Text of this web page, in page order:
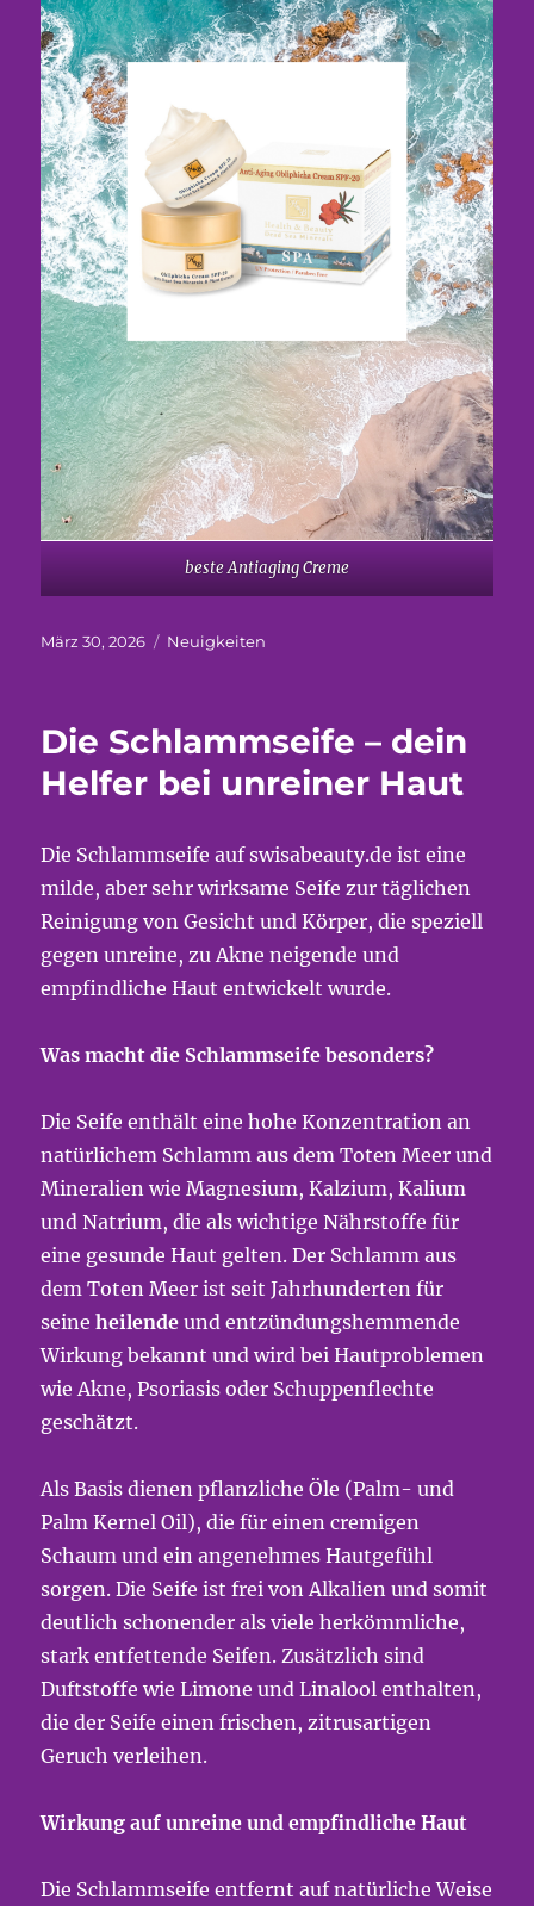
beste Antiaging Creme
Veröffentlicht
März 30, 2026 Kategorien
Neuigkeiten
Die Schlammseife – dein
Helfer bei unreiner Haut
Die Schlammseife auf swisabeauty.de ist eine
milde, aber sehr wirksame Seife zur täglichen
Reinigung von Gesicht und Körper, die speziell
gegen unreine, zu Akne neigende und
empfindliche Haut entwickelt wurde.
Was macht die Schlammseife besonders?
Die Seife enthält eine hohe Konzentration an
natürlichem Schlamm aus dem Toten Meer und
Mineralien wie Magnesium, Kalzium, Kalium
und Natrium, die als wichtige Nährstoffe für
eine gesunde Haut gelten. Der Schlamm aus
dem Toten Meer ist seit Jahrhunderten für
seineheilende und entzündungshemmende
Wirkung bekannt und wird bei Hautproblemen
wie Akne, Psoriasis oder Schuppenflechte
geschätzt.
Als Basis dienen pflanzliche Öle (Palm- und
Palm Kernel Oil), die für einen cremigen
Schaum und ein angenehmes Hautgefühl
sorgen. Die Seife ist frei von Alkalien und somit
deutlich schonender als viele herkömmliche,
stark entfettende Seifen. Zusätzlich sind
Duftstoffe wie Limone und Linalool enthalten,
die der Seife einen frischen, zitrusartigen
Geruch verleihen.
Wirkung auf unreine und empfindliche Haut
Die Schlammseife entfernt auf natürliche Weise